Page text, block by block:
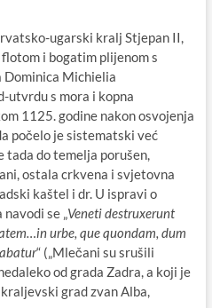
ugarski kralj Stjepan II,
i bogatim plijenom s
Dominica Michielia
utvrdu s mora i kopna
1125. godine nakon osvojenja
počelo je sistematski već
tada do temelja porušen,
ostala crkvena i svjetovna
kaštel i dr. U ispravi o
se „Veneti destruxerunt
urbe, que quondam, dum
“ („Mlečani su srušili
od grada Zadra, a koji je
grad zvan Alba,